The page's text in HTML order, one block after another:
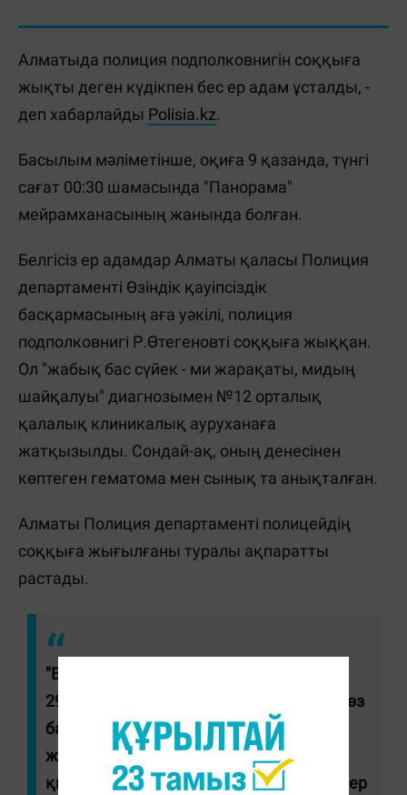
Алматыда полиция подполковнигін соққыға
жықты деген күдікпен бес ер адам ұсталды, -
деп хабарлайды Polisia.kz.
Басылым мәліметінше, оқиға 9 қазанда, түнгі
сағат 00:30 шамасында "Панорама"
мейрамханасының жанында болған.
Белгісіз ер адамдар Алматы қаласы Полиция
департаменті Өзіндік қауіпсіздік
басқармасының аға уәкілі, полиция
подполковнигі Р.Өтегеновті соққыға жыққан.
Ол "жабық бас сүйек - ми жарақаты, мидың
шайқалуы" диагнозымен №12 орталық
қалалық клиникалық ауруханаға
жатқызылды. Сондай-ақ, оның денесінен
көптеген гематома мен сынық та анықталған.
Алматы Полиция департаменті полицейдің
соққыға жығылғаны туралы ақпаратты
растады.
"Бұл дерек ҚР Қылмыстық кодексінің
293-бабының 2-бөлігімен ("Алдын ала сөз
байласу бойынша адамдар тобымен
жасалған бұзақылық") тіркелді. Осы
қылмысты жасады деген күдікпен бес ер